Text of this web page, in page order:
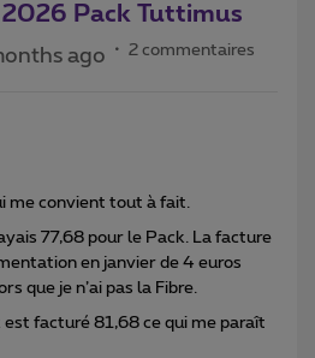
Pack Tuttimus
ago 2 commentaires
me convient tout à fait.
77,68 pour le Pack. La facture
en janvier de 4 euros
que je n’ai pas la Fibre.
est facturé 81,68 ce qui me paraît